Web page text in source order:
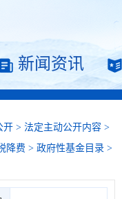
新闻资讯
开 > 法定主动公开内容 >
降费 > 政府性基金目录 >